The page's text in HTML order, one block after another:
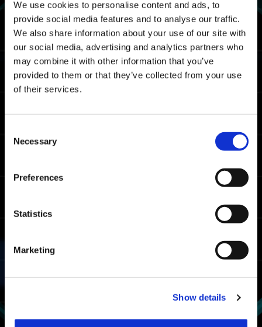
We use cookies to personalise content and ads, to
provide social media features and to analyse our traffic.
We also share information about your use of our site with
our social media, advertising and analytics partners who
may combine it with other information that you’ve
provided to them or that they’ve collected from your use
of their services.
Selection
Necessary
Preferences
Statistics
Marketing
Show details
08:13.33
Nota: este es el tiempo de finalización
promedio en todas las plataformas.
Tiempos límite del rango maestro
Xbox Series X|S / Xbox
06:28.48
PlayStation🄬5/
06:02.90
06:05.92
Tiempos límite del rango luchador
PlayStation🄬5/
07:26.63
07:21.83
Tasa de uso de exoarmaduras